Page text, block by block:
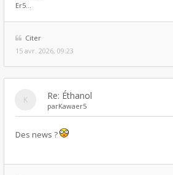
Er5...
Citer
15 avr. 2026, 09:23
Re: Éthanol
parKawaer5
Des news ?